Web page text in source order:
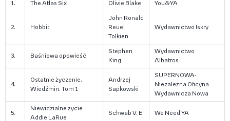
1. The Atlas Six Olivie Blake You&YA
2. Hobbit
John Ronald
Reuel
Tolkien
Wydawnictwo Iskry
3. Baśniowa opowieść
Stephen
King
Wydawnictwo
Albatros
4.
Ostatnie życzenie.
Wiedźmin. Tom 1
Andrzej
Sapkowski
SUPERNOWA-
Niezależna Oficyna
Wydawnicza Nowa
5.
Niewidzialne życie
Addie LaRue
Schwab V. E. We Need YA